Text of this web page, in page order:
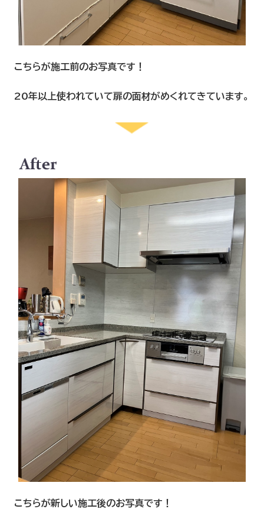
こちらが施工前のお写真です！
20年以上使われていて扉の面材がめくれてきています。
こちらが新しい施工後のお写真です！